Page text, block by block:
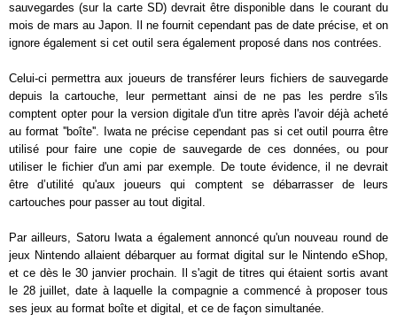
sauvegardes (sur la carte SD) devrait être disponible dans le courant du
mois de mars au Japon. Il ne fournit cependant pas de date précise, et on
ignore également si cet outil sera également proposé dans nos contrées.
Celui-ci permettra aux joueurs de transférer leurs fichiers de sauvegarde
depuis la cartouche, leur permettant ainsi de ne pas les perdre s'ils
comptent opter pour la version digitale d'un titre après l'avoir déjà acheté
au format ''boîte''. Iwata ne précise cependant pas si cet outil pourra être
utilisé pour faire une copie de sauvegarde de ces données, ou pour
utiliser le fichier d'un ami par exemple. De toute évidence, il ne devrait
être d’utilité qu'aux joueurs qui comptent se débarrasser de leurs
cartouches pour passer au tout digital.
Par ailleurs, Satoru Iwata a également annoncé qu'un nouveau round de
jeux Nintendo allaient débarquer au format digital sur le Nintendo eShop,
et ce dès le 30 janvier prochain. Il s'agit de titres qui étaient sortis avant
le 28 juillet, date à laquelle la compagnie a commencé à proposer tous
ses jeux au format boîte et digital, et ce de façon simultanée.